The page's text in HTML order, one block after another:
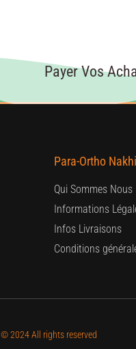
Payer Vos
Para-Ortho
Qui Sommes Nous
Informations
Infos Livraisons
Conditions
© 2024 All rights reserved